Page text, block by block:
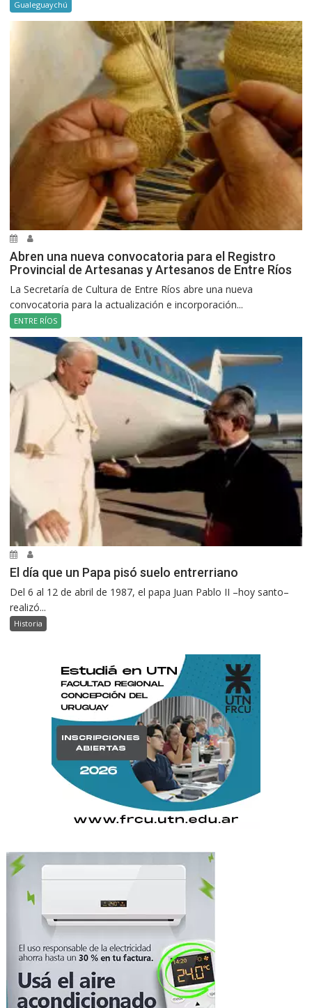
Gualeguaychú
Abren una nueva convocatoria para el Registro
Provincial de Artesanas y Artesanos de Entre Ríos
La Secretaría de Cultura de Entre Ríos abre una nueva
convocatoria para la actualización e incorporación...
ENTRE RÍOS
El día que un Papa pisó suelo entrerriano
Del 6 al 12 de abril de 1987, el papa Juan Pablo II –hoy santo–
realizó...
Historia